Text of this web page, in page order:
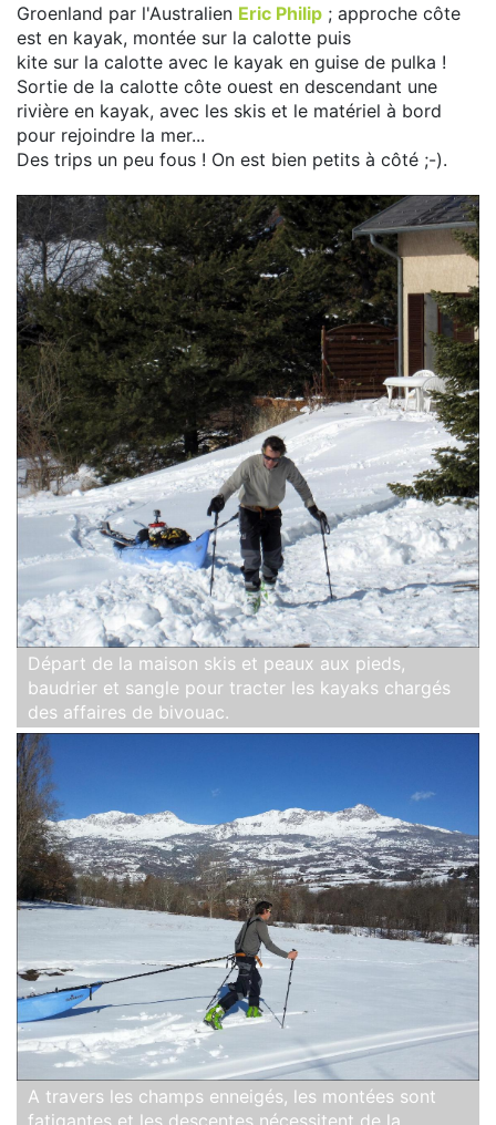
Groenland par l'Australien Eric Philip ; approche côte
est en kayak, montée sur la calotte puis
kite sur la calotte avec le kayak en guise de pulka !
Sortie de la calotte côte ouest en descendant une
rivière en kayak, avec les skis et le matériel à bord
pour rejoindre la mer...
Des trips un peu fous ! On est bien petits à côté ;-).
Départ de la maison skis et peaux aux pieds,
baudrier et sangle pour tracter les kayaks chargés
des affaires de bivouac.
A travers les champs enneigés, les montées sont
fatigantes et les descentes nécessitent de la